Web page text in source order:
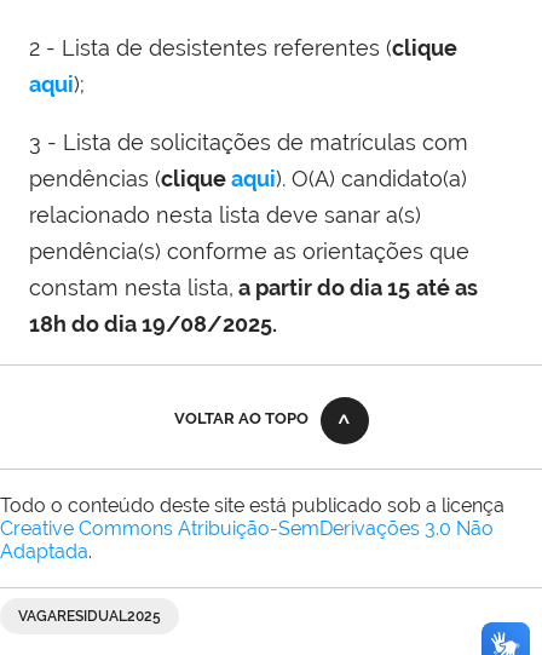
2 - Lista de desistentes referentes (clique
aqui);
3 - Lista de solicitações de matrículas com
pendências (cliqueaqui). O(A) candidato(a)
relacionado nesta lista deve sanar a(s)
pendência(s) conforme as orientações que
constam nesta lista, a partir do dia 15 até as
18h do dia 19/08/2025.
VOLTAR AO TOPO
Todo o conteúdo deste site está publicado sob a licença
Creative Commons Atribuição-SemDerivações 3.0 Não
Adaptada.
VAGARESIDUAL2025